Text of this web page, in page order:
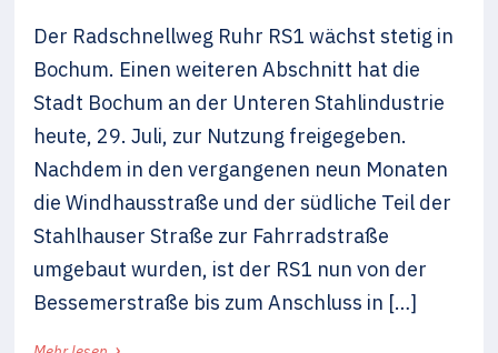
Der Radschnellweg Ruhr RS1 wächst stetig in
Bochum. Einen weiteren Abschnitt hat die
Stadt Bochum an der Unteren Stahlindustrie
heute, 29. Juli, zur Nutzung freigegeben.
Nachdem in den vergangenen neun Monaten
die Windhausstraße und der südliche Teil der
Stahlhauser Straße zur Fahrradstraße
umgebaut wurden, ist der RS1 nun von der
Bessemerstraße bis zum Anschluss in […]